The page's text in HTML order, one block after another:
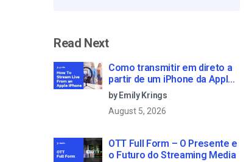
Read Next
Como transmitir em direto a
partir de um iPhone da Apple
em 6 passos simples
by Emily Krings
August 5, 2026
OTT Full Form – O Presente e
o Futuro do Streaming Media